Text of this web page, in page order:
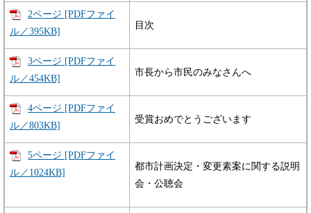
2ページ [PDFファイ
ル／395KB]
目次
3ページ [PDFファイ
ル／454KB]
市長から市民のみなさんへ
4ページ [PDFファイ
ル／803KB]
受賞おめでとうございます
5ページ [PDFファイ
ル／1024KB]
都市計画決定・変更素案に関する説明
会・公聴会